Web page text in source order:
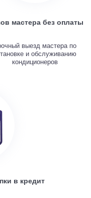
мастера без оплаты
выезд мастера по
и обслуживанию
кондиционеров
в кредит